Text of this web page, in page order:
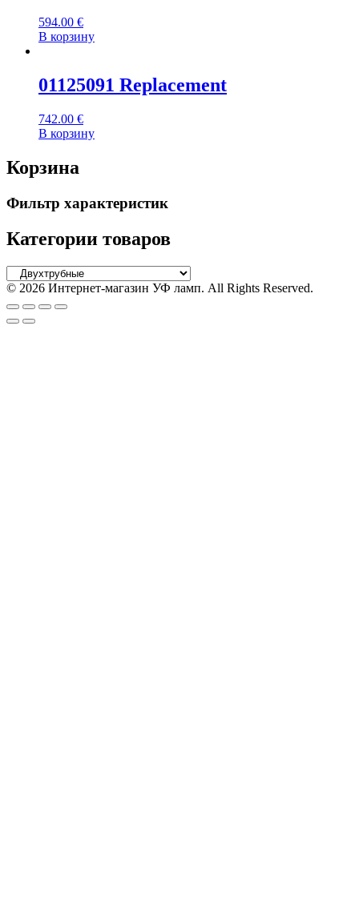
594.00 €
В корзину
01125091 Replacement
742.00 €
В корзину
Корзина
Фильтр характеристик
Категории товаров
© 2026 Интернет-магазин УФ ламп. All Rights Reserved.